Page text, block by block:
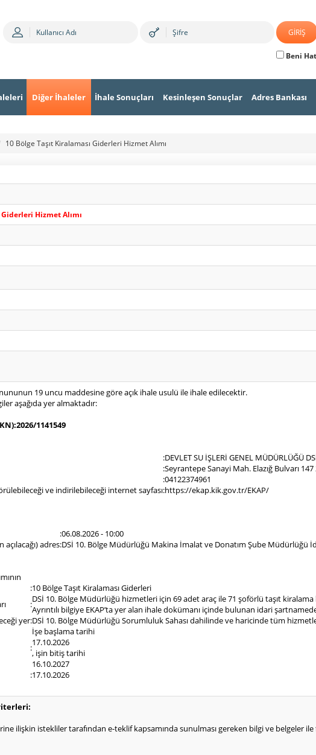
Beni
Diğer İhaleler İhale Sonuçları Kesinleşen Sonuçlar Adres Bankası
10 Bölge Taşıt Kiralaması Giderleri Hizmet Alımı
Hizmet Alımı
19 uncu maddesine göre açık ihale usulü ile ihale edilecektir.
aşağıda yer almaktadır:
:2026/1141549
:DEVLET SU İŞLERİ GENEL MÜDÜRLÜĞÜ
:Seyrantepe Sanayi Mah. Elazığ Bulvarı
:04122374961
ve indirilebileceği internet sayfası:https://ekap.kik.gov.tr/EKAP/
:06.08.2026 - 10:00
açılacağı) adres:DSİ 10. Bölge Müdürlüğü Makina İmalat ve Donatım Şube Müdürlüğü
:10 Bölge Taşıt Kiralaması Giderleri
:DSİ 10. Bölge Müdürlüğü hizmetleri için 69 adet araç ile 71 şoförlü taşıt kiralama
Ayrıntılı bilgiye EKAP’ta yer alan ihale dokümanı içinde bulunan idari
yer:DSİ 10. Bölge Müdürlüğü Sorumluluk Sahası dahilinde ve haricinde tüm
:
İşe başlama tarihi
17.10.2026
, işin bitiş tarihi
16.10.2027
:17.10.2026
ilişkin istekliler tarafından e-teklif kapsamında sunulması gereken bilgi ve belgeler